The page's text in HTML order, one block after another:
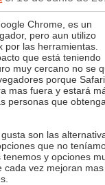
Chrome, es un
pero aun utilizo
por las herramientas.
que está teniendo
muy cercano no se
porque Safari
mas fuera y estará
personas que
son las
que no
tenemos y opciones
cada vez mejoran mas